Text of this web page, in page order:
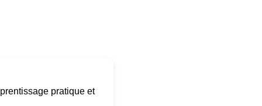
pratique et